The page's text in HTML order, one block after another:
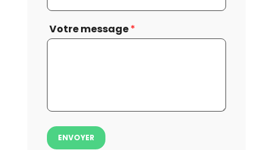
Votre message*
ENVOYER